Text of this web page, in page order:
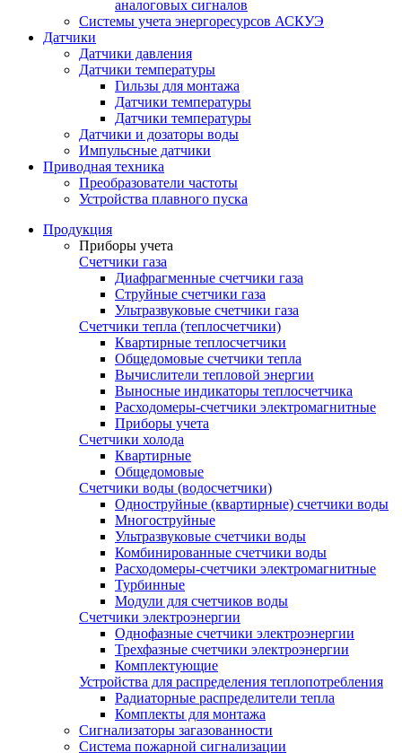
аналоговых сигналов
Системы учета энергоресурсов АСКУЭ
Датчики
Датчики давления
Датчики температуры
Гильзы для монтажа
Датчики температуры
Датчики температуры
Датчики и дозаторы воды
Импульсные датчики
Приводная техника
Преобразователи частоты
Устройства плавного пуска
Продукция
Приборы учета
Счетчики газа
Диафрагменные счетчики газа
Струйные счетчики газа
Ультразвуковые счетчики газа
Счетчики тепла (теплосчетчики)
Квартирные теплосчетчики
Общедомовые счетчики тепла
Вычислители тепловой энергии
Выносные индикаторы теплосчетчика
Расходомеры-счетчики электромагнитные
Приборы учета
Счетчики холода
Квартирные
Общедомовые
Счетчики воды (водосчетчики)
Одноструйные (квартирные) счетчики воды
Многоструйные
Ультразвуковые счетчики воды
Комбинированные счетчики воды
Расходомеры-счетчики электромагнитные
Турбинные
Модули для счетчиков воды
Счетчики электроэнергии
Однофазные счетчики электроэнергии
Трехфазные счетчики электроэнергии
Комплектующие
Устройства для распределения теплопотребления
Радиаторные распределители тепла
Комплекты для монтажа
Сигнализаторы загазованности
Система пожарной сигнализации